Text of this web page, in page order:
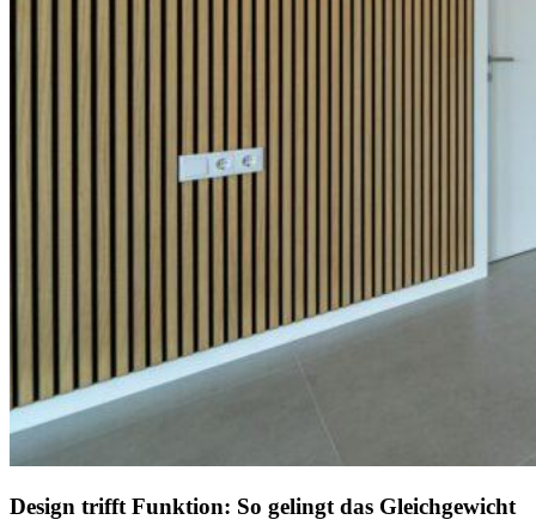
Design trifft Funktion: So gelingt das Gleichgewicht